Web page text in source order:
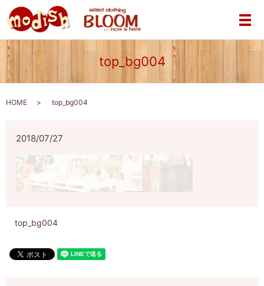
メ
top_bg004
HOME top_bg004
2018/07/27
top_bg004